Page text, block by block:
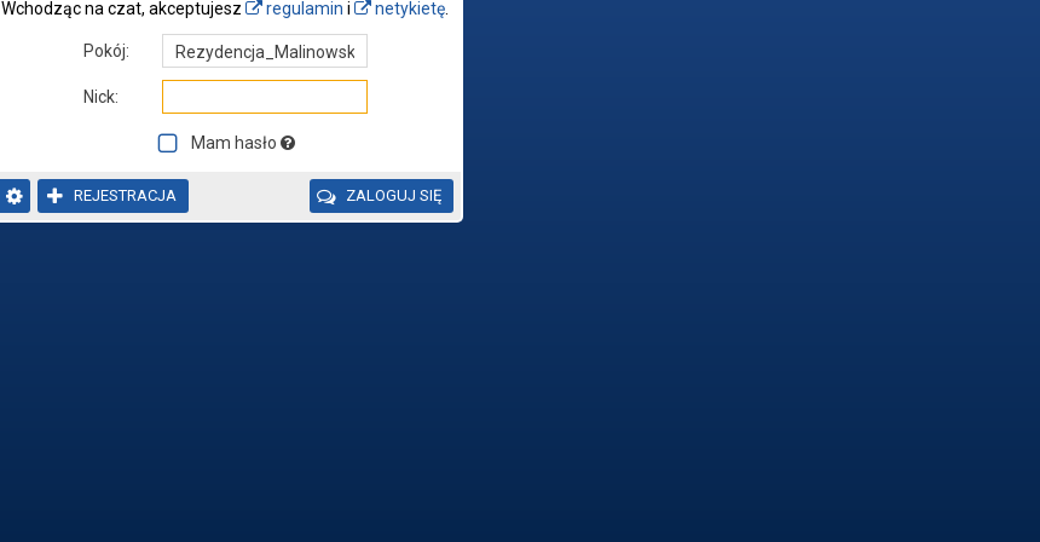
Wchodząc na czat, akceptujesz regulamin i netykietę
Pokój:
Nick:
Mam hasło
  REJESTRACJA  ZALOGUJ SIĘ